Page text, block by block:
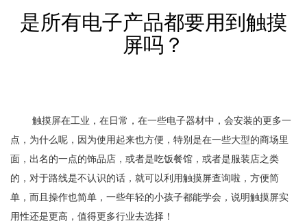
是所有电子产品都要用到触摸
屏吗？
触摸屏在工业，在日常，在一些电子器材中，会安装的更多一
点，为什么呢，因为使用起来也方便，特别是在一些大型的商场里
面，出名的一点的饰品店，或者是吃饭餐馆，或者是服装店之类
的，对于路线是不认识的话，就可以利用触摸屏查询啦，方便简
单，而且操作也简单，一些年轻的小孩子都能学会，说明触摸屏实
用性还是更高，值得更多行业去选择！